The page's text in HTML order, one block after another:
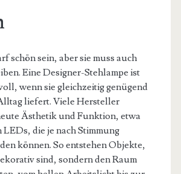
schön sein, aber sie muss auch
Eine Designer-Stehlampe ist
wenn sie gleichzeitig genügend
liefert. Viele Hersteller
Ästhetik und Funktion, etwa
LEDs, die je nach Stimmung
können. So entstehen Objekte,
sind, sondern den Raum